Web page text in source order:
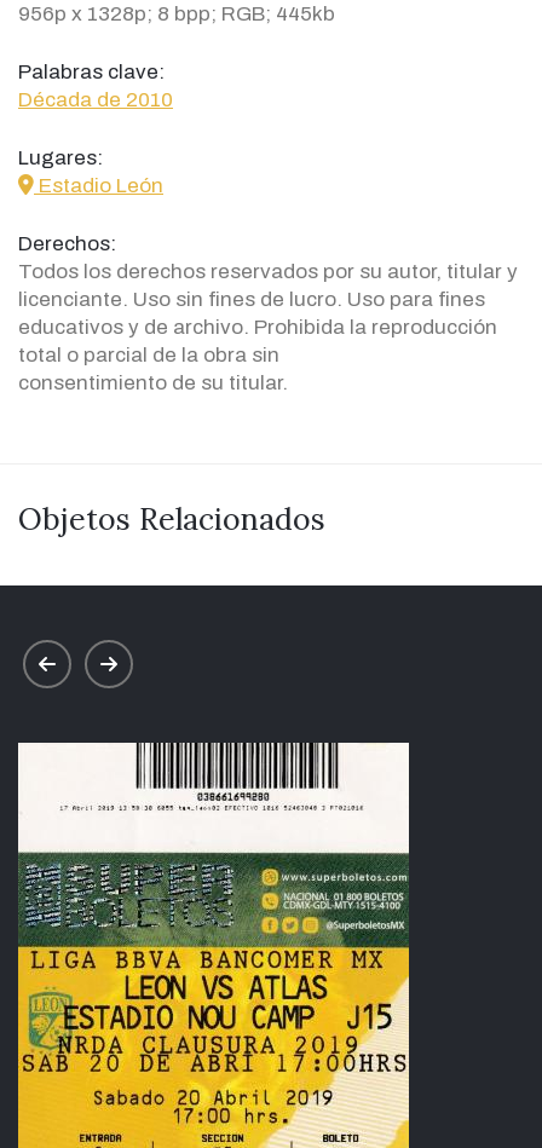
956p x 1328p; 8 bpp; RGB; 445kb
Palabras clave:
Década de 2010
Lugares:
icon
Estadio León
Derechos:
Todos los derechos reservados por su autor, titular y
licenciante. Uso sin fines de lucro. Uso para fines
educativos y de archivo. Prohibida la reproducción
total o parcial de la obra sin
consentimiento de su titular.
Objetos Relacionados
prev next